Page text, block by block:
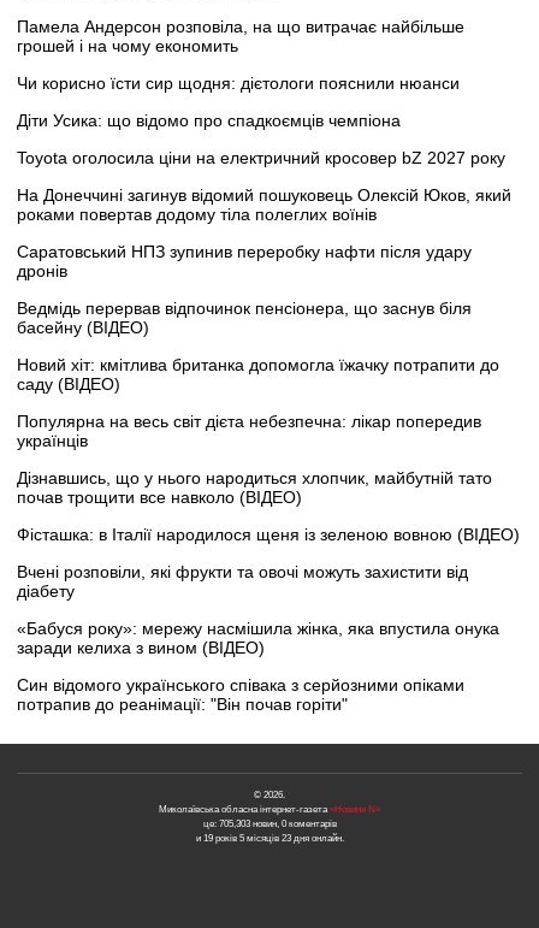
Памела Андерсон розповіла, на що витрачає найбільше
грошей і на чому економить
Чи корисно їсти сир щодня: дієтологи пояснили нюанси
Діти Усика: що відомо про спадкоємців чемпіона
Toyota оголосила ціни на електричний кросовер bZ 2027 року
На Донеччині загинув відомий пошуковець Олексій Юков, який
роками повертав додому тіла полеглих воїнів
Саратовський НПЗ зупинив переробку нафти після удару
дронів
Ведмідь перервав відпочинок пенсіонера, що заснув біля
басейну (ВІДЕО)
Новий хіт: кмітлива британка допомогла їжачку потрапити до
саду (ВІДЕО)
Популярна на весь світ дієта небезпечна: лікар попередив
українців
Дізнавшись, що у нього народиться хлопчик, майбутній тато
почав трощити все навколо (ВІДЕО)
Фісташка: в Італії народилося щеня із зеленою вовною (ВІДЕО)
Вчені розповіли, які фрукти та овочі можуть захистити від
діабету
«Бабуся року»: мережу насмішила жінка, яка впустила онука
заради келиха з вином (ВІДЕО)
Син відомого українського співака з серйозними опіками
потрапив до реанімації: "Він почав горіти"
© 2026.
Миколаївська обласна інтернет-газета «Новини N»
це: 705,303 новин, 0 коментарів
и 19 років 5 місяців 23 дня онлайн.